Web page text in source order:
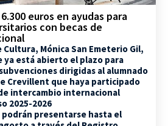
euros en ayudas para
con becas de
Cultura, Mónica San Emeterio Gil,
ya está abierto el plazo para
dirigidas al alumnado
Crevillent que haya participado
intercambio internacional
2025-2026
podrán presentarse hasta el